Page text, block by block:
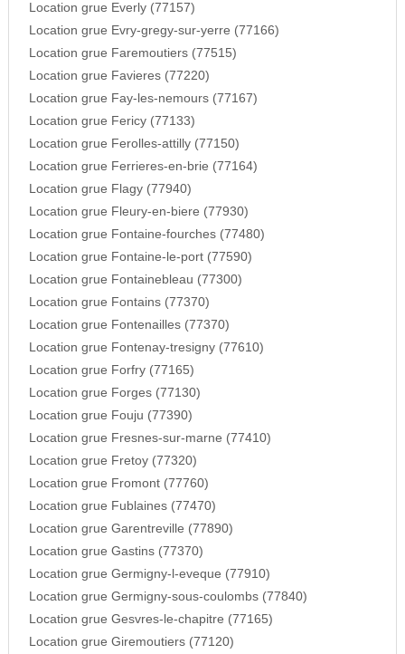
Location grue Everly (77157)
Location grue Evry-gregy-sur-yerre (77166)
Location grue Faremoutiers (77515)
Location grue Favieres (77220)
Location grue Fay-les-nemours (77167)
Location grue Fericy (77133)
Location grue Ferolles-attilly (77150)
Location grue Ferrieres-en-brie (77164)
Location grue Flagy (77940)
Location grue Fleury-en-biere (77930)
Location grue Fontaine-fourches (77480)
Location grue Fontaine-le-port (77590)
Location grue Fontainebleau (77300)
Location grue Fontains (77370)
Location grue Fontenailles (77370)
Location grue Fontenay-tresigny (77610)
Location grue Forfry (77165)
Location grue Forges (77130)
Location grue Fouju (77390)
Location grue Fresnes-sur-marne (77410)
Location grue Fretoy (77320)
Location grue Fromont (77760)
Location grue Fublaines (77470)
Location grue Garentreville (77890)
Location grue Gastins (77370)
Location grue Germigny-l-eveque (77910)
Location grue Germigny-sous-coulombs (77840)
Location grue Gesvres-le-chapitre (77165)
Location grue Giremoutiers (77120)